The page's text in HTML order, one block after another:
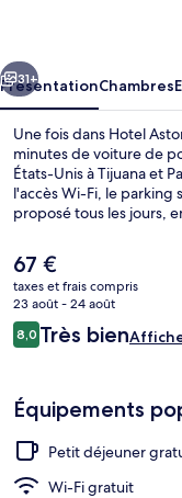
Suivant
31+
PrésentationChambres
Une fois dans Hotel
minutes de voiture de
États-Unis à Tijuana et
l'accès Wi-Fi, le
proposé tous les jours,
commercial Macroplaza
voyageurs ne disent
attentionné.
Le
prix
actuel
est
de
67 €
taxes et frais compris
23 août - 24 août
Avis
voyageurs
8,08,0 sur 10
Très bien
Équipements
Petit déjeuner
Wi-Fi gratuit